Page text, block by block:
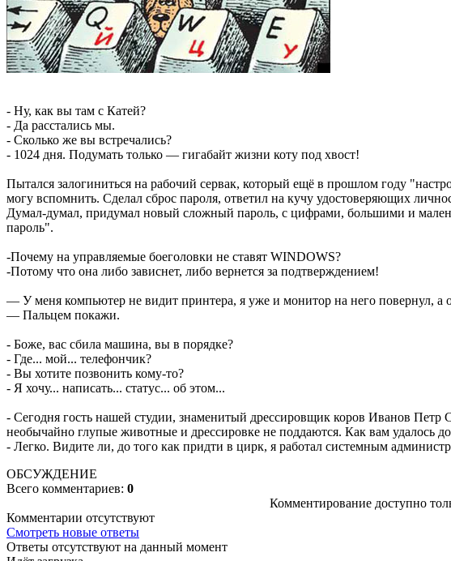
- Ну, как вы там с Катей?
- Да расстались мы.
- Сколько же вы встречались?
- 1024 дня. Подумать только — гигабайт жизни коту под хвост!
Пытался залогиниться на рабочий сервак, который ещё в прошлом году
могу вспомнить. Сделал сброс пароля, ответил на кучу удостоверяющих
Думал-думал, придумал новый сложный пароль, с цифрами, большими и
пароль".
-Почему на управляемые боеголовки не ставят WINDOWS?
-Потому что она либо зависнет, либо вернется за подтверждением!
— У меня компьютер не видит принтера, я уже и монитор на него повернул, а
— Пальцем покажи.
- Боже, вас сбила машина, вы в порядке?
- Где... мой... телефончик?
- Вы хотите позвонить кому-то?
- Я хочу... написать... статус... об этом...
- Сегодня гость нашей студии, знаменитый дрессировщик коров Иванов Петр
необычайно глупые животные и дрессировке не поддаются. Как вам удалось
- Легко. Видите ли, до того как придти в цирк, я работал системным
ОБСУЖДЕНИЕ
Всего комментариев: 0
Комментирование доступно
Комментарии отсутствуют
Смотреть новые ответы
Ответы отсутствуют на данный момент